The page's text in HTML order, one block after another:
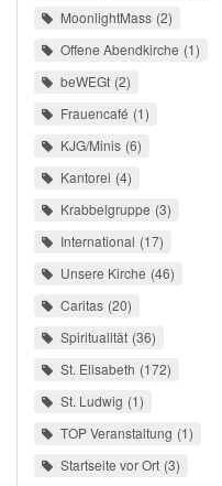
MoonlightMass 2
Offene Abendkirche 1
beWEGt 2
Frauencafé 1
KJG/Minis 6
Kantorei 4
Krabbelgruppe 3
International 17
Unsere Kirche 46
Caritas 20
Spiritualität 36
St. Elisabeth 172
St. Ludwig 1
TOP Veranstaltung 1
Startseite vor Ort 3